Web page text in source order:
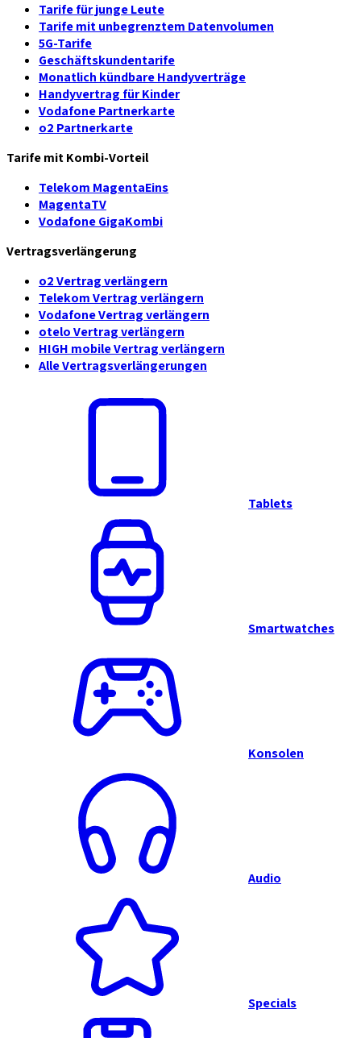
Tarife für junge Leute
Tarife mit unbegrenztem Datenvolumen
5G-Tarife
Geschäftskundentarife
Monatlich kündbare Handyverträge
Handyvertrag für Kinder
Vodafone Partnerkarte
o2 Partnerkarte
Tarife mit Kombi-Vorteil
Telekom MagentaEins
MagentaTV
Vodafone GigaKombi
Vertragsverlängerung
o2 Vertrag verlängern
Telekom Vertrag verlängern
Vodafone Vertrag verlängern
otelo Vertrag verlängern
HIGH mobile Vertrag verlängern
Alle Vertragsverlängerungen
Tablets
Smartwatches
Konsolen
Audio
Specials